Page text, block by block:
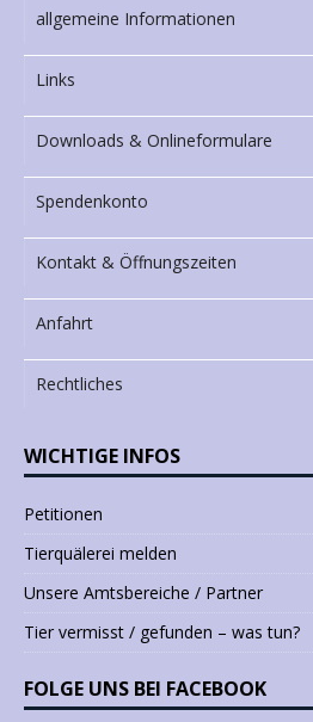
allgemeine Informationen
Links
Downloads & Onlineformulare
Spendenkonto
Kontakt & Öffnungszeiten
Anfahrt
Rechtliches
WICHTIGE INFOS
Petitionen
Tierquälerei melden
Unsere Amtsbereiche / Partner
Tier vermisst / gefunden – was tun?
FOLGE UNS BEI FACEBOOK